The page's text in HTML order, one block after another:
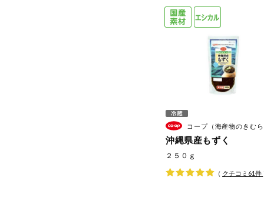
コープ（海産物のきむ
沖縄県産もずく
２５０ｇ
（ クチコミ 61件